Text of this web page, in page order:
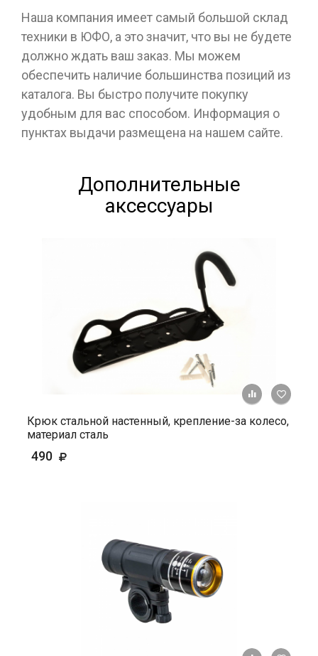
Наша компания имеет самый большой склад
техники в ЮФО, а это значит, что вы не будете
должно ждать ваш заказ. Мы можем
обеспечить наличие большинства позиций из
каталога. Вы быстро получите покупку
удобным для вас способом. Информация о
пунктах выдачи размещена на нашем сайте.
Дополнительные
аксессуары
+ К
Крюк стальной настенный, крепление-за колесо,
материал сталь
490